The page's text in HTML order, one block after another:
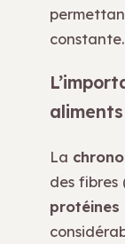
constante.
aliments
La
des fibres
protéines